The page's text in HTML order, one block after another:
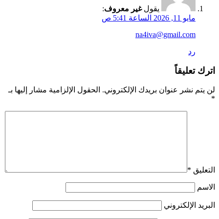
يقول غير معروف :
عنوان بريدك الإلكتروني. الحقول الإلزامية مشار إليها بـ
*